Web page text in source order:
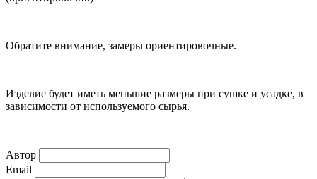
Обратите внимание, замеры ориентировочные.
Изделие будет иметь меньшие размеры при сушке и усадке, в
зависимости от используемого сырья.
Автор
Email